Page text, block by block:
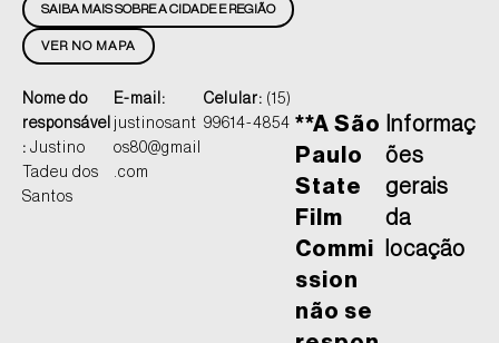
VER NO MAPA
SAIBA MAIS SOBRE A CIDADE E REGIÃO
Nome do
responsável
: Justino
Tadeu dos
Santos
E-mail:
justinosant
os80@gmail
.com
Celular: (15)
99614-4854 **A São
Paulo
State
Film
Commi
ssion
não se
Informaç
ões
gerais
da
locação